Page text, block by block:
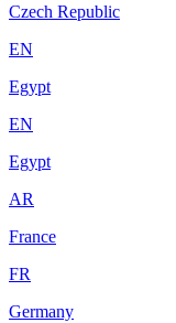
Czech Republic
EN
Egypt
EN
Egypt
AR
France
FR
Germany